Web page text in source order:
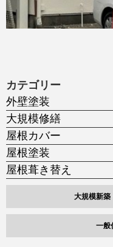
カテゴリー
外壁塗装
大規模修繕
屋根カバー
屋根塗装
屋根葺き替え
大規模新築
一般